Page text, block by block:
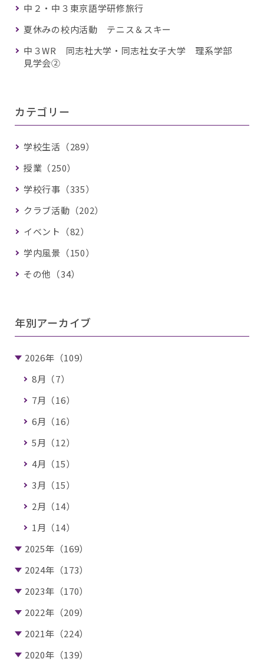
中２・中３東京語学研修旅行
夏休みの校内活動 テニス＆スキー
中３WR 同志社大学・同志社女子大学 理系学部
見学会②
カテゴリー
学校生活（289）
授業（250）
学校行事（335）
クラブ活動（202）
イベント（82）
学内風景（150）
その他（34）
年別アーカイブ
2026年（109）
8月（7）
7月（16）
6月（16）
5月（12）
4月（15）
3月（15）
2月（14）
1月（14）
2025年（169）
2024年（173）
2023年（170）
2022年（209）
2021年（224）
2020年（139）